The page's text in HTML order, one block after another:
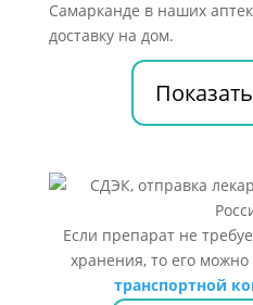
Самарканде в наших
доставку на дом.
Если препарат не
хранения, то его можно
транспортной